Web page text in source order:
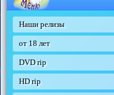
Наши релизы
от 18 лет
DVD rip
HD rip